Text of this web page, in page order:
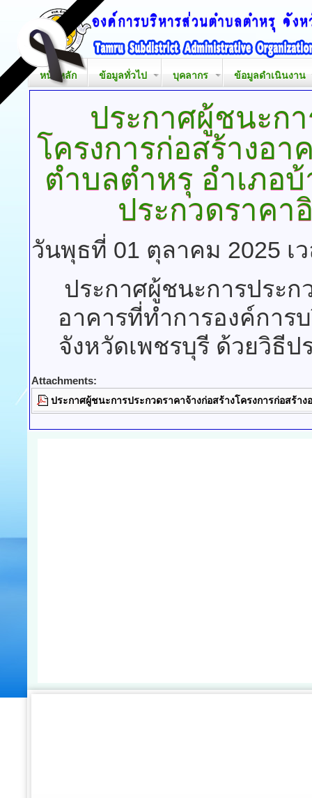
หน้าหลัก ข้อมูลทั่วไป บุคลากร ข้อมูลดำเนินงาน
ประกาศผู้ชนะก
โครงการก่อสร้างอ
ตำบลตำหรุ อำเภอ
ประกวดราคา
วันพุธที่ 01 ตุลาคม 2025 เ
ประกาศผู้ชนะการประก
อาคารที่ทำการองค์การ
จังหวัดเพชรบุรี ด้วยวิธีป
Attachments:
ประกาศผู้ชนะการประกวดราคาจ้างก่อสร้างโครงการก่อสร้า